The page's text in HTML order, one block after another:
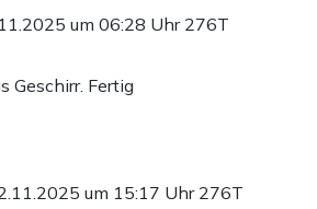
um 06:28 Uhr 276T
Geschirr. Fertig
um 15:17 Uhr 276T